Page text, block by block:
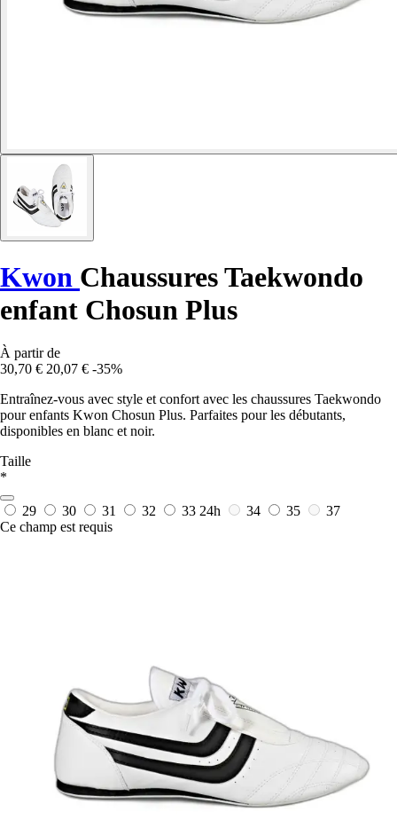
Kwon Chaussures Taekwondo
enfant Chosun Plus
À partir de
30,70 € 20,07 € -35%
Entraînez-vous avec style et confort avec les chaussures Taekwondo
pour enfants Kwon Chosun Plus. Parfaites pour les débutants,
disponibles en blanc et noir.
Taille
*
29 30 31 32 33 24h 34 35
37
Ce champ est requis